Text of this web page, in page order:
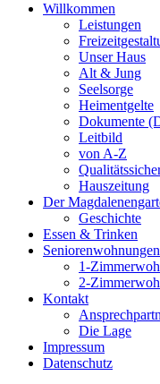
Willkommen
Leistungen
Unser Haus
Alt & Jung
Seelsorge
Heimentgelte
Dokumente
Leitbild
von A-Z
Hauszeitung
Der
Geschichte
Essen & Trinken
Seniorenwohnungen
1-
2-
Kontakt
Die Lage
Impressum
Datenschutz